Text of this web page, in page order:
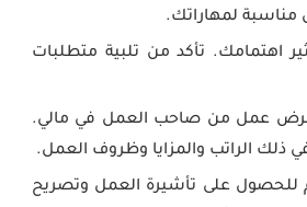
مناسبة لمهاراتك.
اهتمامك. تأكد من تلبية متطلبات
عمل من صاحب العمل في مالي.
ذلك الراتب والمزايا وظروف العمل.
على تأشيرة العمل وتصريح